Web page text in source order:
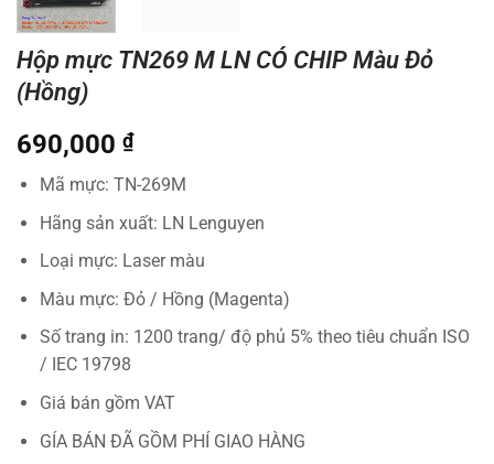
Hộp mực TN269 M LN CÓ CHIP Màu Đỏ
(Hồng)
690,000 ₫
Mã mực: TN-269M
Hãng sản xuất: LN Lenguyen
Loại mực: Laser màu
Màu mực: Đỏ / Hồng (Magenta)
Số trang in: 1200 trang/ độ phủ 5% theo tiêu chuẩn ISO
/ IEC 19798
Giá bán gồm VAT
GÍA BÁN ĐÃ GỒM PHÍ GIAO HÀNG